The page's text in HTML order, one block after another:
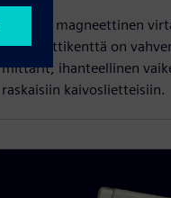
Tehokas magneettinen
magneettikenttä on
mittarit, ihanteellinen
raskaisiin kaivoslietteisiin.